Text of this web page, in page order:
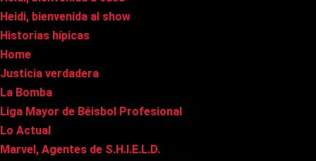
Heidi, bienvenida al show
Historias hípicas
Home
Justicia verdadera
La Bomba
Liga Mayor de Béisbol Profesional
Lo Actual
Marvel, Agentes de S.H.I.E.L.D.